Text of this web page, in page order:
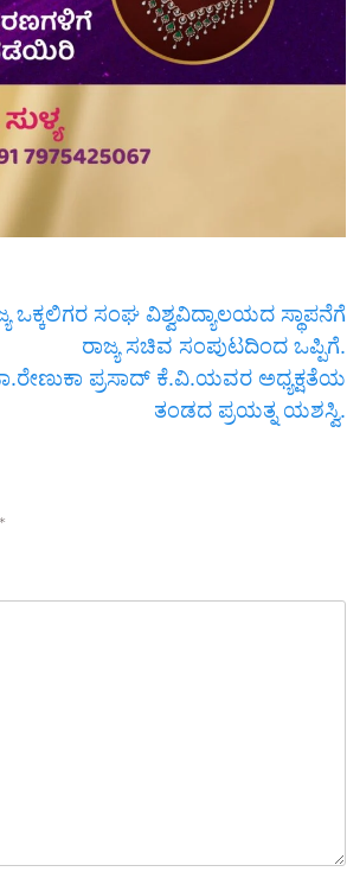
ಒಕ್ಕಲಿಗರ ಸಂಘ ವಿಶ್ವವಿದ್ಯಾಲಯದ ಸ್ಥಾಪನೆಗೆ
ರಾಜ್ಯ ಸಚಿವ ಸಂಪುಟದಿಂದ ಒಪ್ಪಿಗೆ.
ಪ್ರಸಾದ್ ಕೆ.ವಿ.ಯವರ ಅಧ್ಯಕ್ಷತೆಯ
ತಂಡದ ಪ್ರಯತ್ನ ಯಶಸ್ವಿ.
*